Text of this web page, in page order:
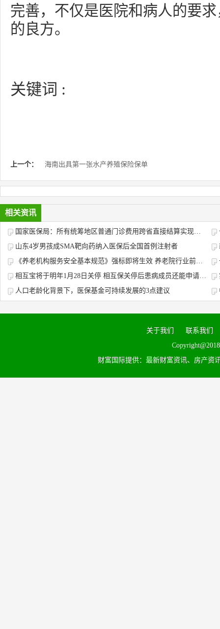
完善，不仅是医院和病人的要
的良方。
关键词 :
上一个： 海南出具第一张水产养殖保险保单
相关资讯
国家医保局：所有统筹地区普通门诊费用跨省直接结算实现全覆盖
山东4岁男孩成SMA靶向药纳入医保后全国首例注射者
《养老机构服务安全基本规范》强标即将生效 养老院行业前景分析
相互宝将于明年1月28日关停 相互保关停后患病成员还能申请互助吗？
人口老龄化背景下，医保基金可持续发展的3点建议
关于我们
联系我们
财富国际提供：最新财富资讯、房产资